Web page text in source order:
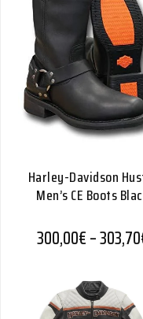
Harley-Davidson
Men’s CE Boots
300,00€–303,70